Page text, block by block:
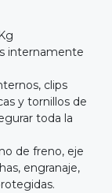
internamente
clips
y tornillos de
toda la
de freno, eje
engranaje,